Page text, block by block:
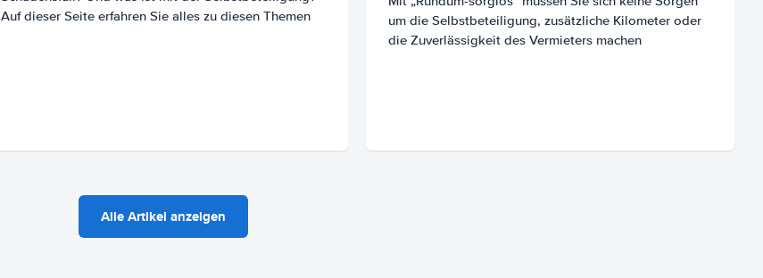
Auf dieser Seite erfahren Sie alles zu diesen Themen
um die Selbstbeteiligung, zusätzliche Kilometer oder
die Zuverlässigkeit des Vermieters machen
Alle Artikel anzeigen